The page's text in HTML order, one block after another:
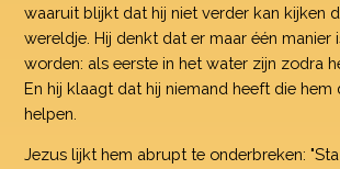
waaruit blijkt dat hij niet verder kan kijken
wereldje. Hij denkt dat er maar één manier
worden: als eerste in het water zijn zodra
En hij klaagt dat hij niemand heeft die hem
helpen.
Jezus lijkt hem abrupt te onderbreken: